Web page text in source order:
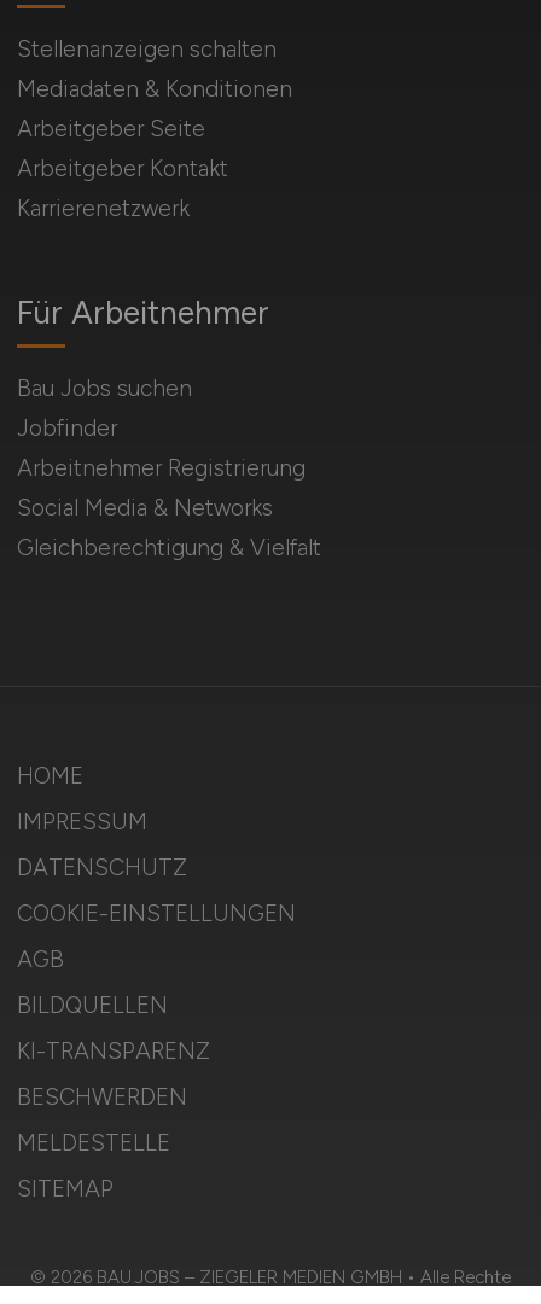
Für Arbeitnehmer
Bau Jobs suchen
Jobfinder
Arbeitnehmer Registrierung
Social Media & Networks
Gleichberechtigung & Vielfalt
Stellenanzeigen schalten
Mediadaten & Konditionen
Arbeitgeber Seite
Arbeitgeber Kontakt
Karrierenetzwerk
HOME
IMPRESSUM
DATENSCHUTZ
COOKIE-EINSTELLUNGEN
AGB
BILDQUELLEN
KI-TRANSPARENZ
BESCHWERDEN
MELDESTELLE
SITEMAP
© 2026 BAU.JOBS – ZIEGELER MEDIEN GMBH • Alle Rechte